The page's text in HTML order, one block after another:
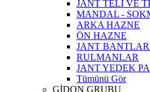
JANT TELİ VE
MANDAL -
ARKA HAZNE
ÖN HAZNE
JANT
RULMANLAR
JANT YEDEK
Tümünü Gör
GİDON GRUBU